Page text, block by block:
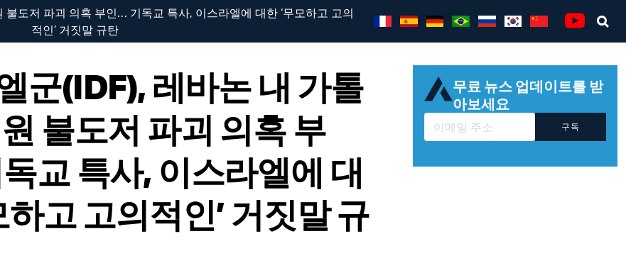
불도저 파괴 의혹 부인… 기독교 특사, 이스라엘에 대한 ‘무모하고 고의
적인’ 거짓말 규탄
군(IDF), 레바논 내 가톨
불도저 파괴 의혹 부
교 특사, 이스라엘에 대
하고 고의적인’ 거짓말 규
무료 뉴스 업데이트를 받
아보세요
구독